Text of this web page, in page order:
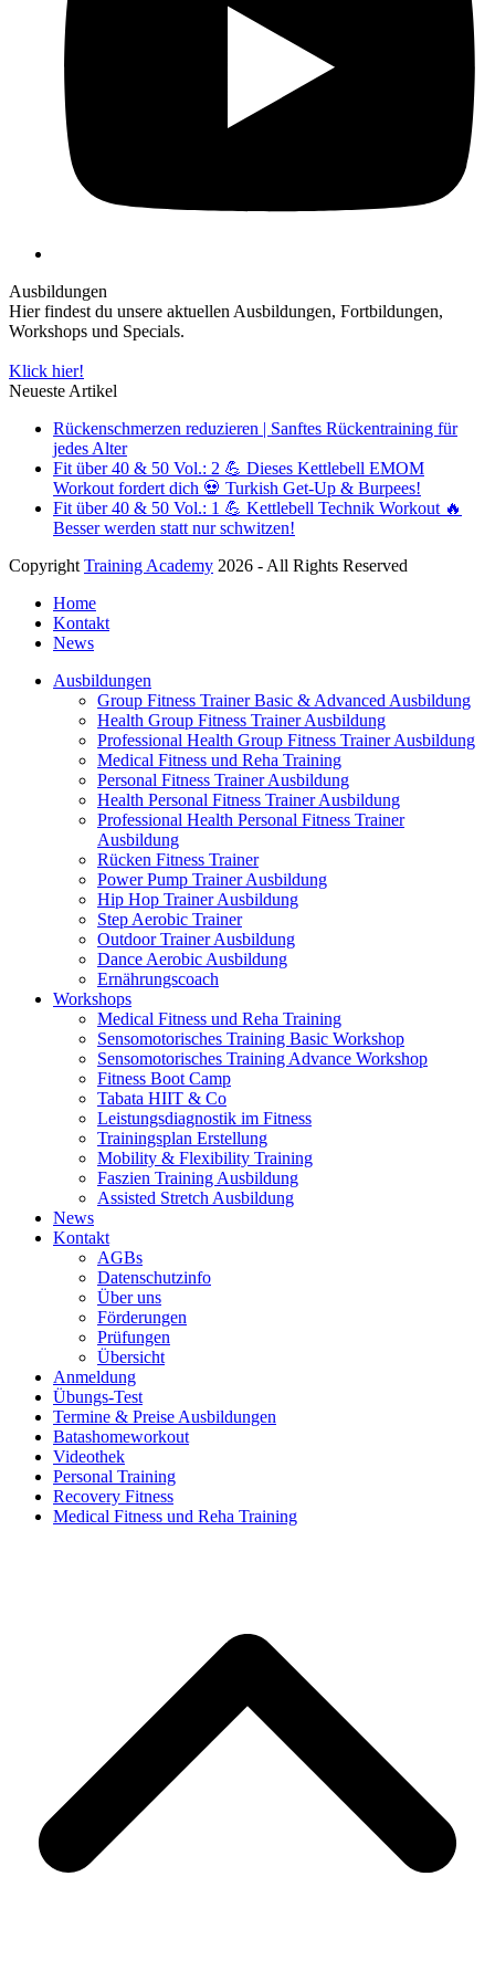
Ausbildungen
Hier findest du unsere aktuellen Ausbildungen, Fortbildungen,
Workshops und Specials.
Klick hier!
Neueste Artikel
Rückenschmerzen reduzieren | Sanftes Rückentraining für
jedes Alter
Fit über 40 & 50 Vol.: 2 💪 Dieses Kettlebell EMOM
Workout fordert dich 💀 Turkish Get-Up & Burpees!
Fit über 40 & 50 Vol.: 1 💪 Kettlebell Technik Workout 🔥
Besser werden statt nur schwitzen!
Copyright Training Academy 2026 - All Rights Reserved
Home
Kontakt
News
Ausbildungen
Group Fitness Trainer Basic & Advanced Ausbildung
Health Group Fitness Trainer Ausbildung
Professional Health Group Fitness Trainer Ausbildung
Medical Fitness und Reha Training
Personal Fitness Trainer Ausbildung
Health Personal Fitness Trainer Ausbildung
Professional Health Personal Fitness Trainer
Ausbildung
Rücken Fitness Trainer
Power Pump Trainer Ausbildung
Hip Hop Trainer Ausbildung
Step Aerobic Trainer
Outdoor Trainer Ausbildung
Dance Aerobic Ausbildung
Ernährungscoach
Workshops
Medical Fitness und Reha Training
Sensomotorisches Training Basic Workshop
Sensomotorisches Training Advance Workshop
Fitness Boot Camp
Tabata HIIT & Co
Leistungsdiagnostik im Fitness
Trainingsplan Erstellung
Mobility & Flexibility Training
Faszien Training Ausbildung
Assisted Stretch Ausbildung
News
Kontakt
AGBs
Datenschutzinfo
Über uns
Förderungen
Prüfungen
Übersicht
Anmeldung
Übungs-Test
Termine & Preise Ausbildungen
Batashomeworkout
Videothek
Personal Training
Recovery Fitness
Medical Fitness und Reha Training